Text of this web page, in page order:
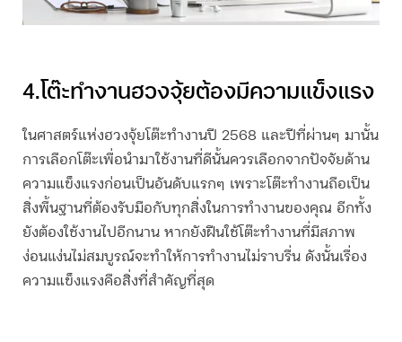
4.โต๊ะทำงานฮวงจุ้ยต้องมีความแข็งแรง
ในศาสตร์แห่งฮวงจุ้ยโต๊ะทำงานปี 2568 และปีที่ผ่านๆ มานั้น
การเลือกโต๊ะเพื่อนำมาใช้งานที่ดีนั้นควรเลือกจากปัจจัยด้าน
ความแข็งแรงก่อนเป็นอันดับแรกๆ เพราะโต๊ะทำงานถือเป็น
สิ่งพื้นฐานที่ต้องรับมือกับทุกสิ่งในการทำงานของคุณ อีกทั้ง
ยังต้องใช้งานไปอีกนาน หากยังฝืนใช้โต๊ะทำงานที่มีสภาพ
ง่อนแง่นไม่สมบูรณ์จะทำให้การทำงานไม่ราบรื่น ดังนั้นเรื่อง
ความแข็งแรงคือสิ่งที่สำคัญที่สุด